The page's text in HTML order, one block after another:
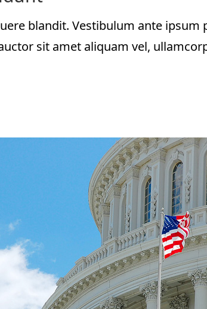
blandit. Vestibulum ante
sit amet aliquam vel,